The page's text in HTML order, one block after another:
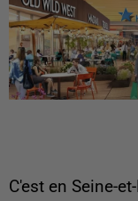
C'est en Seine-